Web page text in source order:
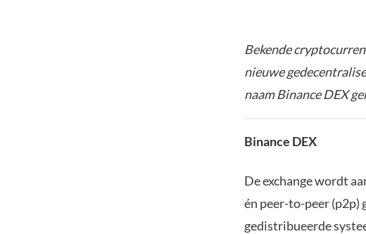
Bekende
nieuwe
naam Binance DEX
Binance DEX
De exchange wordt
én peer-to-peer (p2p)
gedistribueerde